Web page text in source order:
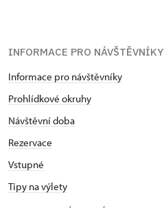
INFORMACE PRO NÁVŠTĚVNÍKY
Informace pro návštěvníky
Prohlídkové okruhy
Návštěvní doba
Rezervace
Vstupné
Tipy na výlety